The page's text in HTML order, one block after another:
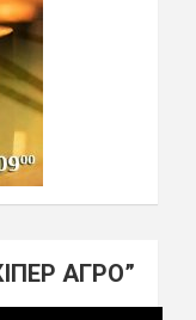
АГРО”